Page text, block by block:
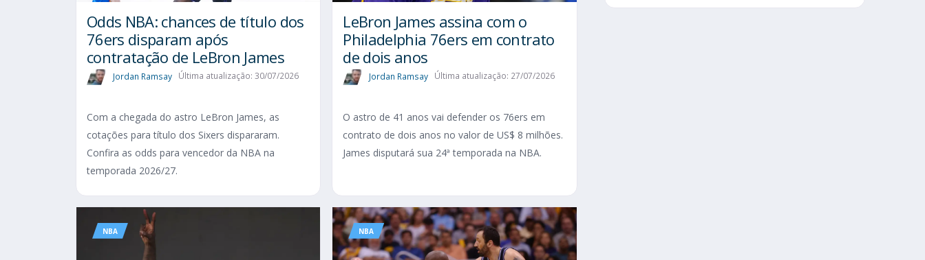
Odds NBA: chances de título dos
76ers disparam após
contratação de LeBron James
Jordan Ramsay Última atualização: 30/07/2026
Com a chegada do astro LeBron James, as
cotações para título dos Sixers dispararam.
Confira as odds para vencedor da NBA na
temporada 2026/27.
LeBron James assina com o
Philadelphia 76ers em contrato
de dois anos
Jordan Ramsay Última atualização: 27/07/2026
O astro de 41 anos vai defender os 76ers em
contrato de dois anos no valor de US$ 8 milhões.
James disputará sua 24ª temporada na NBA.
NBA NBA